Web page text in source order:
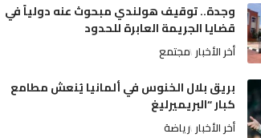
وجدة.. توقيف هولندي مبحوث عنه دولياً في
قضايا الجريمة العابرة للحدود
أخر الأخبار مجتمع
بريق بلال الخنوس في ألمانيا يُنعش مطامع
كبار “البريميرليغ
أخر الأخبار رياضة